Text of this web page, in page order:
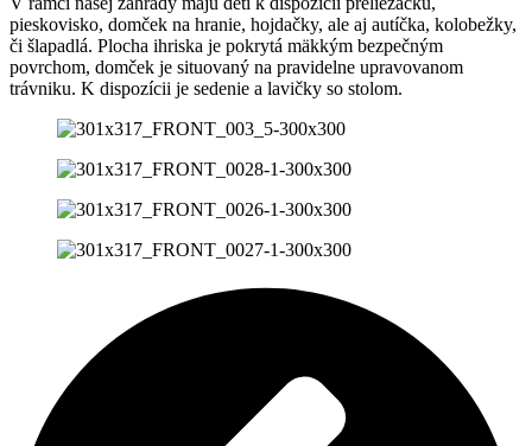
pieskovisko, domček na hranie, hojdačky, ale aj autíčka, kolobežky,
či šlapadlá. Plocha ihriska je pokrytá mäkkým bezpečným
povrchom, domček je situovaný na pravidelne upravovanom
trávniku. K dispozícii je sedenie a lavičky so stolom.